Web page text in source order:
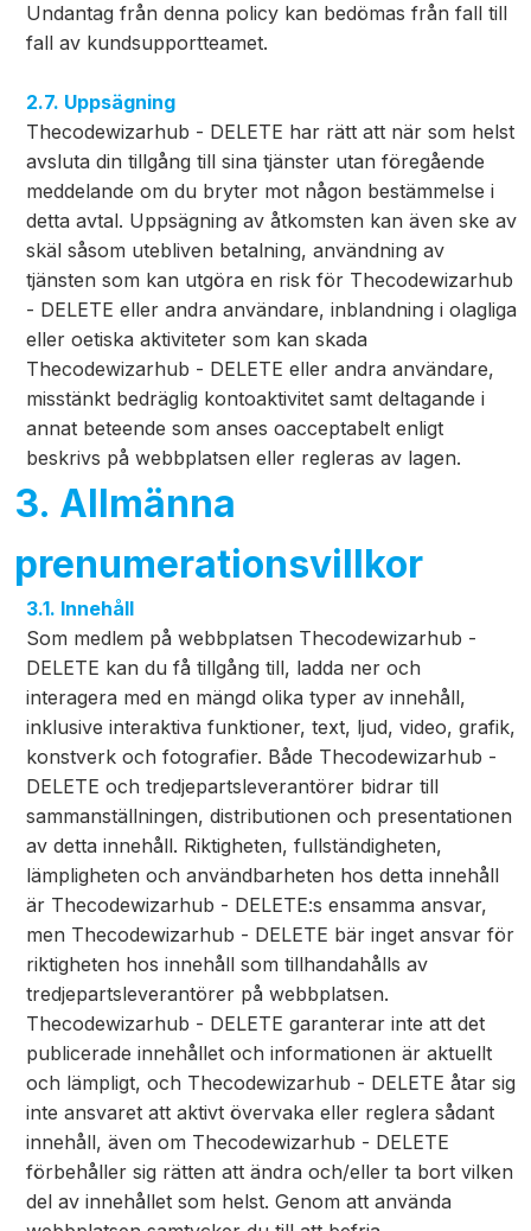
Undantag från denna policy kan bedömas från fall till
fall av kundsupportteamet.
2.7. Uppsägning
Thecodewizarhub - DELETE har rätt att när som helst
avsluta din tillgång till sina tjänster utan föregående
meddelande om du bryter mot någon bestämmelse i
detta avtal. Uppsägning av åtkomsten kan även ske av
skäl såsom utebliven betalning, användning av
tjänsten som kan utgöra en risk för Thecodewizarhub
- DELETE eller andra användare, inblandning i olagliga
eller oetiska aktiviteter som kan skada
Thecodewizarhub - DELETE eller andra användare,
misstänkt bedräglig kontoaktivitet samt deltagande i
annat beteende som anses oacceptabelt enligt
beskrivs på webbplatsen eller regleras av lagen.
3. Allmänna
prenumerationsvillkor
3.1. Innehåll
Som medlem på webbplatsen Thecodewizarhub -
DELETE kan du få tillgång till, ladda ner och
interagera med en mängd olika typer av innehåll,
inklusive interaktiva funktioner, text, ljud, video, grafik,
konstverk och fotografier. Både Thecodewizarhub -
DELETE och tredjepartsleverantörer bidrar till
sammanställningen, distributionen och presentationen
av detta innehåll. Riktigheten, fullständigheten,
lämpligheten och användbarheten hos detta innehåll
är Thecodewizarhub - DELETE:s ensamma ansvar,
men Thecodewizarhub - DELETE bär inget ansvar för
riktigheten hos innehåll som tillhandahålls av
tredjepartsleverantörer på webbplatsen.
Thecodewizarhub - DELETE garanterar inte att det
publicerade innehållet och informationen är aktuellt
och lämpligt, och Thecodewizarhub - DELETE åtar sig
inte ansvaret att aktivt övervaka eller reglera sådant
innehåll, även om Thecodewizarhub - DELETE
förbehåller sig rätten att ändra och/eller ta bort vilken
del av innehållet som helst. Genom att använda